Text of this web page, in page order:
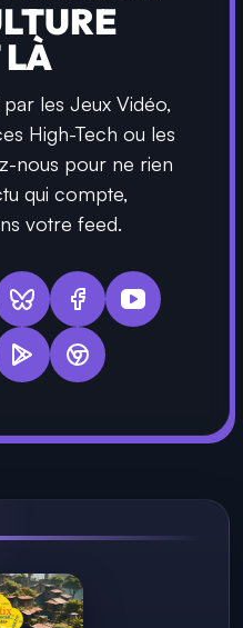
LÀ
les Jeux Vidéo,
High-Tech ou les
nous pour ne rien
qui compte,
votre feed.